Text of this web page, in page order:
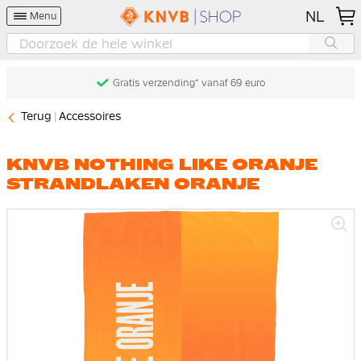
Menu NL
Gratis verzending* vanaf 69 euro
Terug Accessoires
KNVB NOTHING LIKE ORANJE
STRANDLAKEN ORANJE